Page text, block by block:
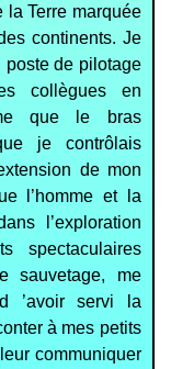
la Terre marquée
continents. Je
poste de pilotage
collègues en
que le bras
je contrôlais
de mon
l’homme et la
l’exploration
spectaculaires
sauvetage, me
’avoir servi la
à mes petits
communiquer